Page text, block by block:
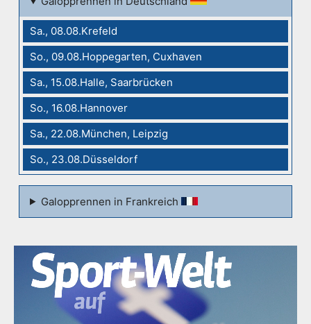
Sa., 08.08.Krefeld
So., 09.08.Hoppegarten, Cuxhaven
Sa., 15.08.Halle, Saarbrücken
So., 16.08.Hannover
Sa., 22.08.München, Leipzig
So., 23.08.Düsseldorf
Galopprennen in Frankreich